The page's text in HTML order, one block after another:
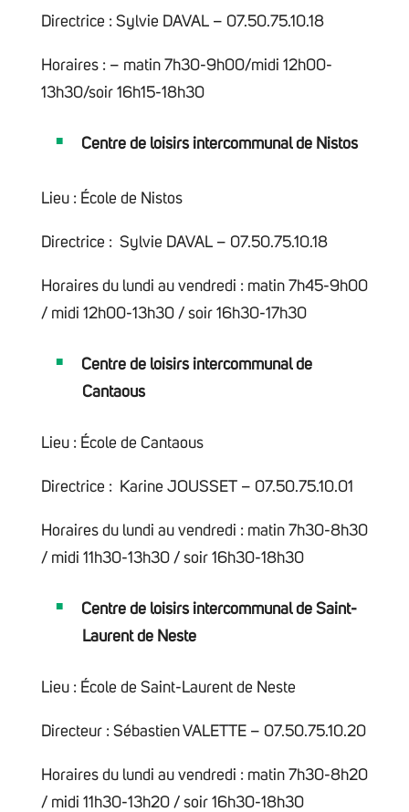
Directrice : Sylvie DAVAL – 07.50.75.10.18
Horaires : – matin 7h30-9h00/midi 12h00-
13h30/soir 16h15-18h30
Centre de loisirs intercommunal de Nistos
Lieu : École de Nistos
Directrice : Sylvie DAVAL – 07.50.75.10.18
Horaires du lundi au vendredi : matin 7h45-9h00
/ midi 12h00-13h30 / soir 16h30-17h30
Centre de loisirs intercommunal de
Cantaous
Lieu : École de Cantaous
Directrice : Karine JOUSSET – 07.50.75.10.01
Horaires du lundi au vendredi : matin 7h30-8h30
/ midi 11h30-13h30 / soir 16h30-18h30
Centre de loisirs intercommunal de Saint-
Laurent de Neste
Lieu : École de Saint-Laurent de Neste
Directeur : Sébastien VALETTE – 07.50.75.10.20
Horaires du lundi au vendredi : matin 7h30-8h20
/ midi 11h30-13h20 / soir 16h30-18h30